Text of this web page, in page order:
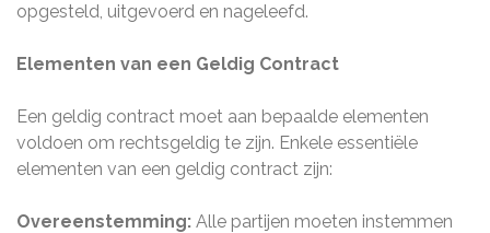
opgesteld, uitgevoerd en nageleefd.
Elementen van een Geldig Contract
Een geldig contract moet aan bepaalde elementen
voldoen om rechtsgeldig te zijn. Enkele essentiële
elementen van een geldig contract zijn:
Overeenstemming: Alle partijen moeten instemmen